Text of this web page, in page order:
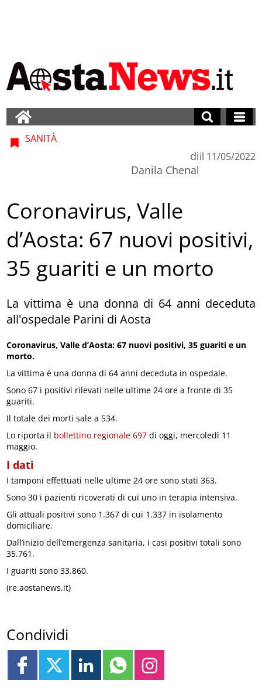
SANITÀ
di
Danila Chenal
il 11/05/2022
Coronavirus, Valle
d’Aosta: 67 nuovi positivi,
35 guariti e un morto
La vittima è una donna di 64 anni deceduta
all'ospedale Parini di Aosta
Coronavirus, Valle d’Aosta: 67 nuovi positivi, 35 guariti e un
morto.
La vittima è una donna di 64 anni deceduta in ospedale.
Sono 67 i positivi rilevati nelle ultime 24 ore a fronte di 35
guariti.
Il totale dei morti sale a 534.
Lo riporta il bollettino regionale 697 di oggi, mercoledì 11
maggio.
I dati
I tamponi effettuati nelle ultime 24 ore sono stati 363.
Sono 30 i pazienti ricoverati di cui uno in terapia intensiva.
Gli attuali positivi sono 1.367 di cui 1.337 in isolamento
domiciliare.
Dall’inizio dell’emergenza sanitaria, i casi positivi totali sono
35.761.
I guariti sono 33.860.
(re.aostanews.it)
Condividi